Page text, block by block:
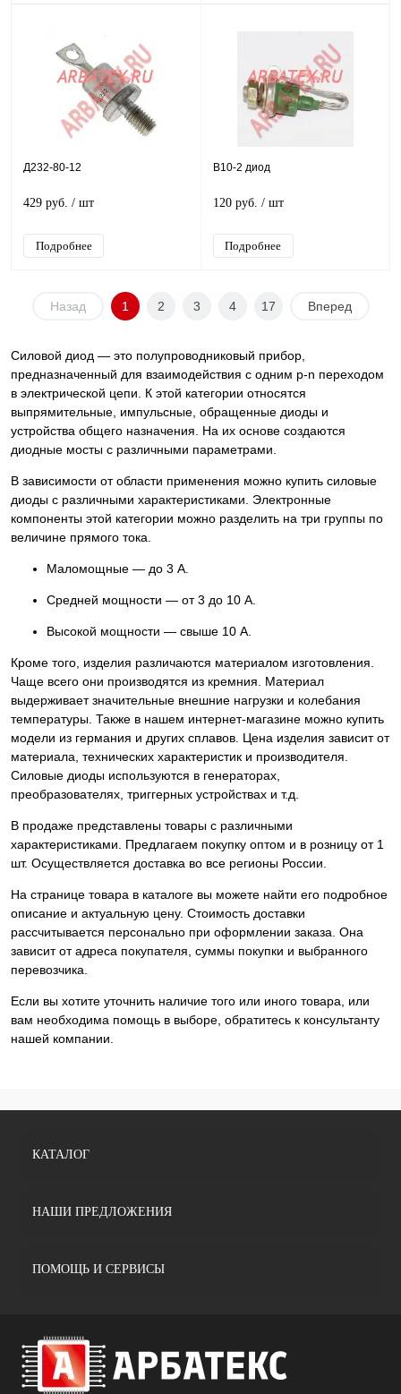
Д232-80-12
429 руб. / шт
Подробнее
В10-2 диод
120 руб. / шт
Подробнее
Назад 1 2 3 4 17 Вперед
Силовой диод — это полупроводниковый прибор,
предназначенный для взаимодействия с одним p-n переходом
в электрической цепи. К этой категории относятся
выпрямительные, импульсные, обращенные диоды и
устройства общего назначения. На их основе создаются
диодные мосты с различными параметрами.
В зависимости от области применения можно купить силовые
диоды с различными характеристиками. Электронные
компоненты этой категории можно разделить на три группы по
величине прямого тока.
Маломощные — до 3 А.
Средней мощности — от 3 до 10 А.
Высокой мощности — свыше 10 А.
Кроме того, изделия различаются материалом изготовления.
Чаще всего они производятся из кремния. Материал
выдерживает значительные внешние нагрузки и колебания
температуры. Также в нашем интернет-магазине можно купить
модели из германия и других сплавов. Цена изделия зависит от
материала, технических характеристик и производителя.
Силовые диоды используются в генераторах,
преобразователях, триггерных устройствах и т.д.
В продаже представлены товары с различными
характеристиками. Предлагаем покупку оптом и в розницу от 1
шт. Осуществляется доставка во все регионы России.
На странице товара в каталоге вы можете найти его подробное
описание и актуальную цену. Стоимость доставки
рассчитывается персонально при оформлении заказа. Она
зависит от адреса покупателя, суммы покупки и выбранного
перевозчика.
Если вы хотите уточнить наличие того или иного товара, или
вам необходима помощь в выборе, обратитесь к консультанту
нашей компании.
КАТАЛОГ
НАШИ ПРЕДЛОЖЕНИЯ
ПОМОЩЬ И СЕРВИСЫ